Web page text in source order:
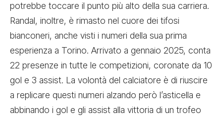
potrebbe toccare il punto più alto della sua carriera.
Randal, inoltre, è rimasto nel cuore dei tifosi
bianconeri, anche visti i numeri della sua prima
esperienza a Torino. Arrivato a gennaio 2025, conta
22 presenze in tutte le competizioni, coronate da 10
gol e 3 assist. La volontà del calciatore è di riuscire
a replicare questi numeri alzando però l’asticella e
abbinando i gol e gli assist alla vittoria di un trofeo